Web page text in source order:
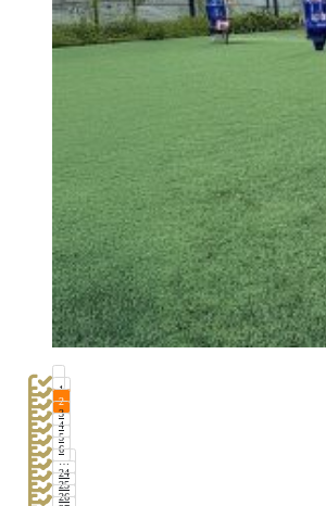
1
2
3
4
5
6
…
24
25
26